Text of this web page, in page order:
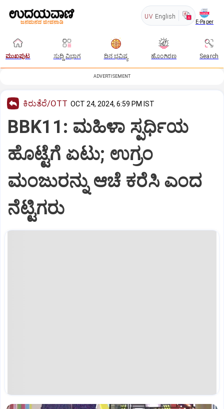
UV English
E-Paper
ಮುಖಪುಟ ಸುದ್ದಿ ವಿಭಾಗ ದಿನ ಭವಿಷ್ಯ ಹೊಂಗಿರಣ Search
ADVERTISEMENT
ಕಿರುತೆರೆ/OTT OCT 24, 2024, 6:59 PM IST
BBK11: ಮಹಿಳಾ ಸ್ಪರ್ಧಿಯ
ಹೊಟ್ಟೆಗೆ ಏಟು; ಉಗ್ರಂ
ಮಂಜುರನ್ನು ಆಚೆ ಕರೆಸಿ ಎಂದ
ನೆಟ್ಟಿಗರು